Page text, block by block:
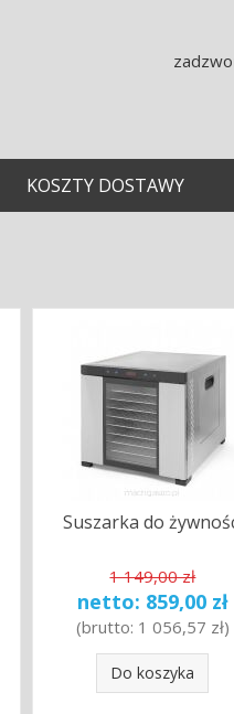
KOSZTY DOSTAWY
Suszarka do
1 149,00 zł
netto: 859,00 zł
(brutto: 1 056,57 zł)
Do koszyka